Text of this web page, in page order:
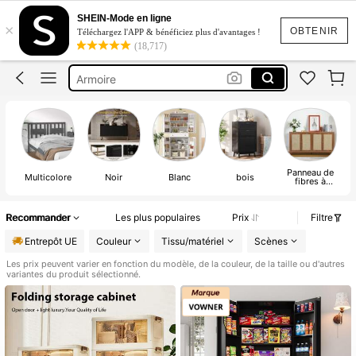
OBTENIR
×
SHEIN-Mode en ligne
Téléchargez l'APP & bénéficiez plus d'avantages !
(18,717)
Meuble Cuisine
Meuble De Rangement
Buffet Cuisine
Armoire
Meuble Cuisine
Multicolore Noir Blanc bois Panneau de
fibres à
Recommander Les plus populaires Prix
Filtre
Entrepôt UE
Couleur Tissu/matériel Scènes
Les prix peuvent varier en fonction du modèle, de la couleur, de la taille ou d'autres
variantes du produit sélectionné.